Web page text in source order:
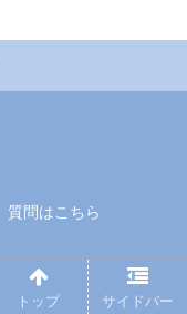
質問はこちら
トップ サイドバー